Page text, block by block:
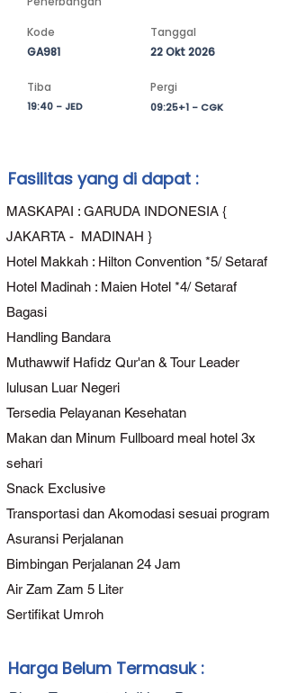
penuh kenyamanan sejak
keberangkatan.
Muthawif Berpengalaman, setiap
rangkaian ibadah jamaah akan berjalan
memastikan setiap langkah Para Tamu
Allah menjadi perjalanan yang eksklusif
—menghadirkan kesan mendalam dan
keberkahan bagi seluruh keluarga.
Kode
GA981
Tanggal
22 Okt 2026
Tiba
19:40 - JED
Pergi
09:25+1 - CGK
Fasilitas yang di dapat :
MASKAPAI : GARUDA INDONESIA {
JAKARTA - MADINAH }
Hotel Makkah : Hilton Convention *5/ Setaraf
Hotel Madinah : Maien Hotel *4/ Setaraf
Bagasi
Handling Bandara
Muthawwif Hafidz Qur'an & Tour Leader
lulusan Luar Negeri
Tersedia Pelayanan Kesehatan
Makan dan Minum Fullboard meal hotel 3x
sehari
Snack Exclusive
Transportasi dan Akomodasi sesuai program
Asuransi Perjalanan
Bimbingan Perjalanan 24 Jam
Air Zam Zam 5 Liter
Sertifikat Umroh
Harga Belum Termasuk :